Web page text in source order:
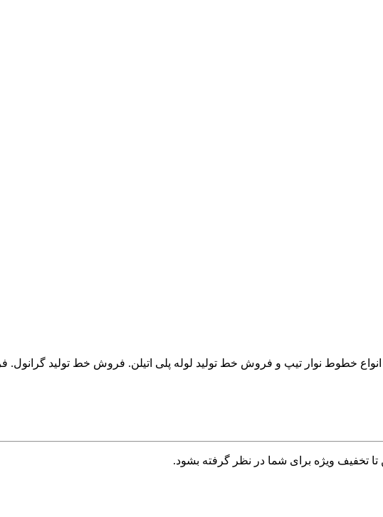
انواع خطوط نوار تیپ و فروش خط تولید لوله پلی اتیلن. فروش خط تولید
تخفیف ویژه برای شما در نظر گرفته بشود.